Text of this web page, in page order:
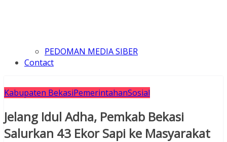
PEDOMAN MEDIA SIBER
Contact
Kabupaten BekasiPemerintahanSosial
Jelang Idul Adha, Pemkab Bekasi
Salurkan 43 Ekor Sapi ke Masyarakat